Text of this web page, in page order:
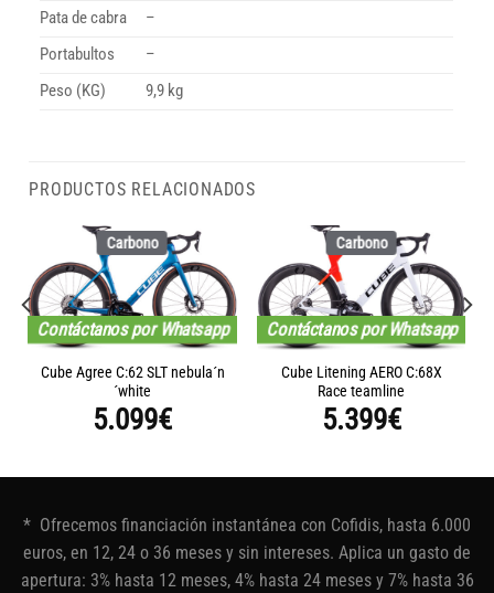
Pata de cabra
–
Portabultos
–
Peso (KG)
9,9 kg
PRODUCTOS RELACIONADOS
Carbono
Contáctanos por Whatsapp
Cube Agree C:62 SLT nebula´n
´white
5.099€
Carbono
Contáctanos por Whatsapp
Cube Litening AERO C:68X
Race teamline
5.399€
* Ofrecemos financiación instantánea con Cofidis, hasta 6.000
euros, en 12, 24 o 36 meses y sin intereses. Aplica un gasto de
apertura: 3% hasta 12 meses, 4% hasta 24 meses y 7% hasta 36